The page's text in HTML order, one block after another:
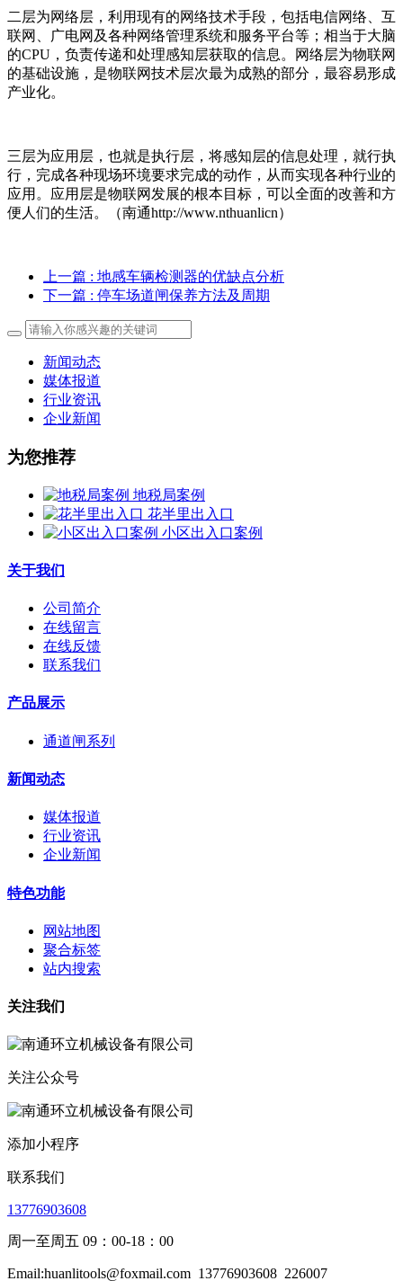
二层为网络层，利用现有的网络技术手段，包括电信网络、互
联网、广电网及各种网络管理系统和服务平台等；相当于大脑
的CPU，负责传递和处理感知层获取的信息。网络层为物联网
的基础设施，是物联网技术层次最为成熟的部分，最容易形成
产业化。
三层为应用层，也就是执行层，将感知层的信息处理，就行执
行，完成各种现场环境要求完成的动作，从而实现各种行业的
应用。应用层是物联网发展的根本目标，可以全面的改善和方
便人们的生活。（南通http://www.nthuanlicn）
上一篇 : 地感车辆检测器的优缺点分析
下一篇 : 停车场道闸保养方法及周期
新闻动态
媒体报道
行业资讯
企业新闻
为您推荐
地税局案例
花半里出入口
小区出入口案例
关于我们
公司简介
在线留言
在线反馈
联系我们
产品展示
通道闸系列
新闻动态
媒体报道
行业资讯
企业新闻
特色功能
网站地图
聚合标签
站内搜索
关注我们
关注公众号
添加小程序
联系我们
13776903608
周一至周五 09：00-18：00
Email:huanlitools@foxmail.com 13776903608 226007